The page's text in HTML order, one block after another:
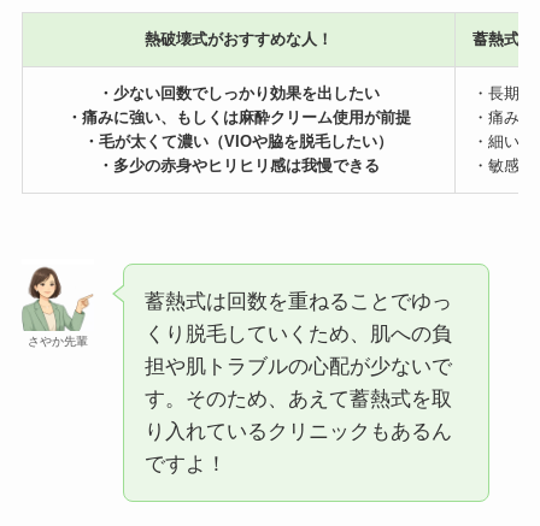
熱破壊式がおすすめな人！ 蓄熱式が
・少ない回数でしっかり効果を出したい
・痛みに強い、もしくは麻酔クリーム使用が前提
・毛が太くて濃い（VIOや脇を脱毛したい）
・多少の赤身やヒリヒリ感は我慢できる
・長期
・痛み
・細い
・敏感
さやか先輩
蓄熱式は回数を重ねることでゆっ
くり脱毛していくため、肌への負
担や肌トラブルの心配が少ないで
す。そのため、あえて蓄熱式を取
り入れているクリニックもあるん
ですよ！